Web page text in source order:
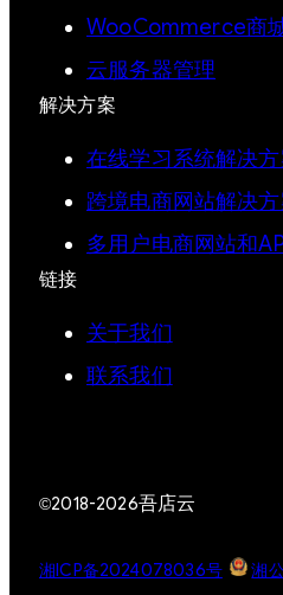
WooCommerce商
云服务器管理
解决方案
在线学习系统解决
跨境电商网站解决
多用户电商网站和
链接
关于我们
联系我们
©2018-2026吾店云
湘ICP备2024078036号 湘